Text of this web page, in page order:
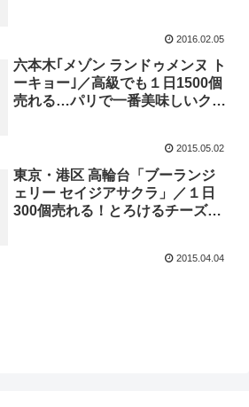
2016.02.05
六本木｢メゾン ランドゥメンヌ ト
ーキョー｣／高級でも１日1500個
売れる…パリで一番美味しいクロ
2015.05.02
東京・港区 高輪台「ブーランジ
ェリー セイジアサクラ」／１日
300個売れる！とろけるチーズの
2015.04.04